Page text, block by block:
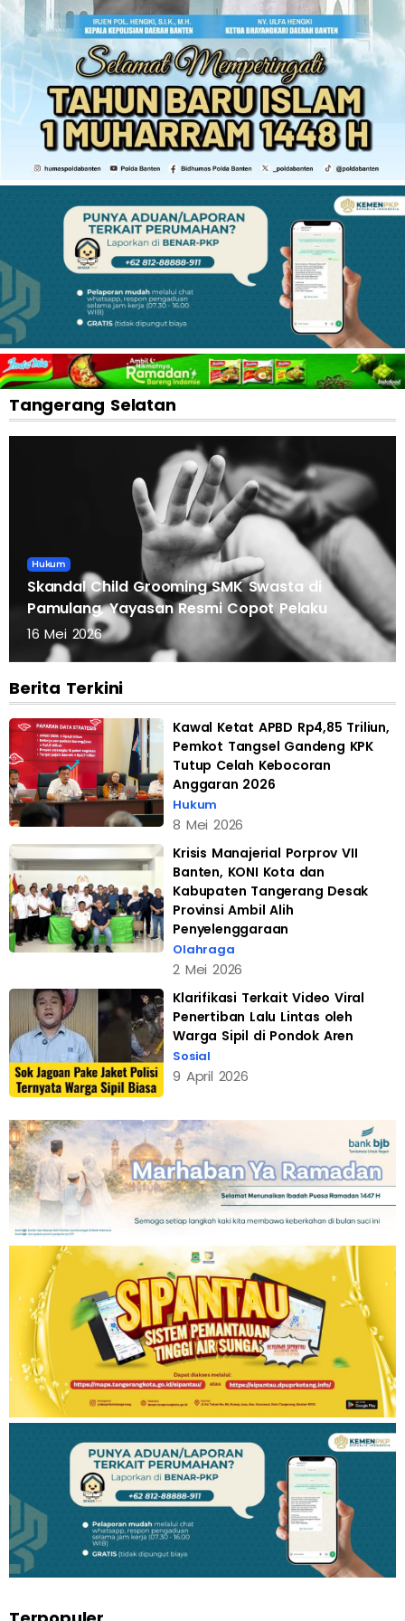
Tangerang Selatan
Hukum
Skandal Child Grooming SMK Swasta di
Pamulang, Yayasan Resmi Copot Pelaku
16 Mei 2026
Berita Terkini
Kawal Ketat APBD Rp4,85 Triliun,
Pemkot Tangsel Gandeng KPK
Tutup Celah Kebocoran
Anggaran 2026
Hukum
8 Mei 2026
Krisis Manajerial Porprov VII
Banten, KONI Kota dan
Kabupaten Tangerang Desak
Provinsi Ambil Alih
Penyelenggaraan
Olahraga
2 Mei 2026
Klarifikasi Terkait Video Viral
Penertiban Lalu Lintas oleh
Warga Sipil di Pondok Aren
Sosial
9 April 2026